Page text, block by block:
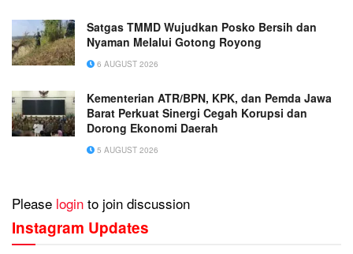
Satgas TMMD Wujudkan Posko Bersih dan
Nyaman Melalui Gotong Royong
6 AUGUST 2026
Kementerian ATR/BPN, KPK, dan Pemda Jawa
Barat Perkuat Sinergi Cegah Korupsi dan
Dorong Ekonomi Daerah
5 AUGUST 2026
Please login to join discussion
Instagram Updates